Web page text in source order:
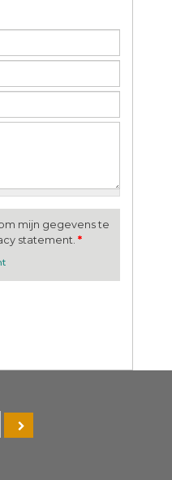
mijn gegevens te
statement. *